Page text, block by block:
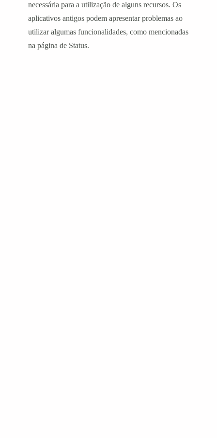
necessária para a utilização de alguns recursos. Os
aplicativos antigos podem apresentar problemas ao
utilizar algumas funcionalidades, como mencionadas
na página de Status.